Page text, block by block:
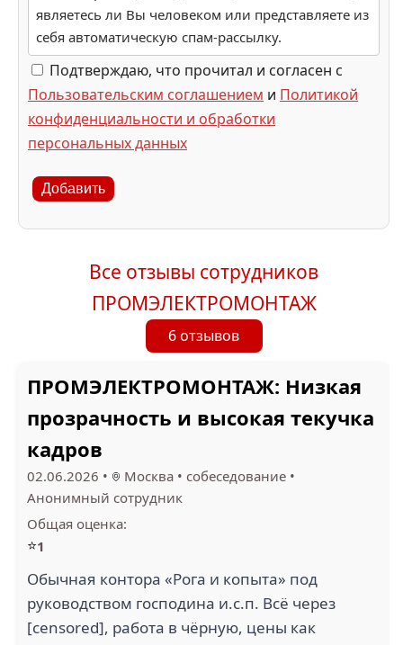
являетесь ли Вы человеком или представляете из
себя автоматическую спам-рассылку.
Подтверждаю, что прочитал и согласен с
Пользовательским соглашением и Политикой
конфиденциальности и обработки
персональных данных
Добавить
Все отзывы сотрудников
ПРОМЭЛЕКТРОМОНТАЖ
6 отзывов
ПРОМЭЛЕКТРОМОНТАЖ: Низкая
прозрачность и высокая текучка
кадров
02.06.2026 • Москва • собеседование •
Анонимный сотрудник
Общая оценка:
⭐1
Обычная контора «Рога и копыта» под
руководством господина и.с.п. Всё через
[censored], работа в чёрную, цены как